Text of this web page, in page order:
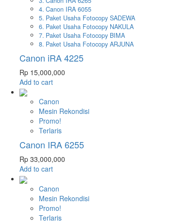
Canon IRA 6055
Paket Usaha Fotocopy SADEWA
Paket Usaha Fotocopy NAKULA
Paket Usaha Fotocopy BIMA
Paket Usaha Fotocopy ARJUNA
Canon iRA 4225
Rp 15,000,000
Add to cart
Canon
Mesin Rekondisi
Promo!
Terlaris
Canon IRA 6255
Rp 33,000,000
Add to cart
Canon
Mesin Rekondisi
Promo!
Terlaris